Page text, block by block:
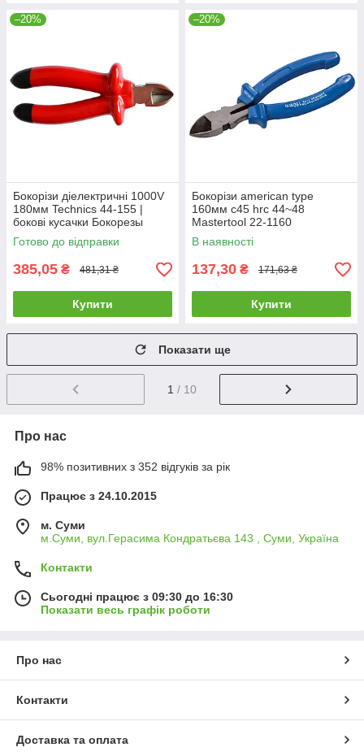
–20%
Бокорізи діелектричні 1000V
180мм Technics 44-155 |
бокові кусачки Бокорезы
диэлектрические 1000V
180мм Technics
Готово до відправки
385,05 ₴ 481,31 ₴
Купити
–20%
Бокорізи american type
160мм c45 hrc 44~48
Mastertool 22-1160
В наявності
137,30 ₴ 171,63 ₴
Купити
Показати ще
1 / 10
Про нас
98% позитивних з 352 відгуків за рік
Працює з 24.10.2015
м. Суми
м.Суми, вул.Герасима Кондратьєва 143 , Суми, Україна
Контакти
Сьогодні працює з 09:30 до 16:30
Показати весь графік роботи
Про нас
Контакти
Доставка та оплата